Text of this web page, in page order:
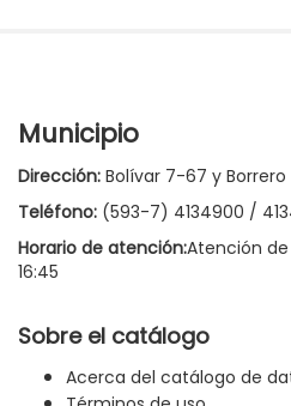
Municipio
Dirección: Bolívar 7-67 y
Teléfono: (593-7) 4134900 /
Horario de atención:Atención de
16:45
Sobre el catálogo
Acerca del catálogo de